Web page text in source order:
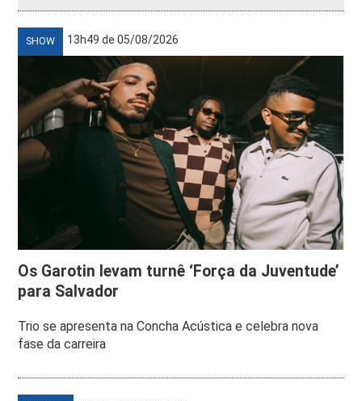
SHOW 13h49 de 05/08/2026
Os Garotin levam turnê ‘Força da Juventude’
para Salvador
Trio se apresenta na Concha Acústica e celebra nova
fase da carreira